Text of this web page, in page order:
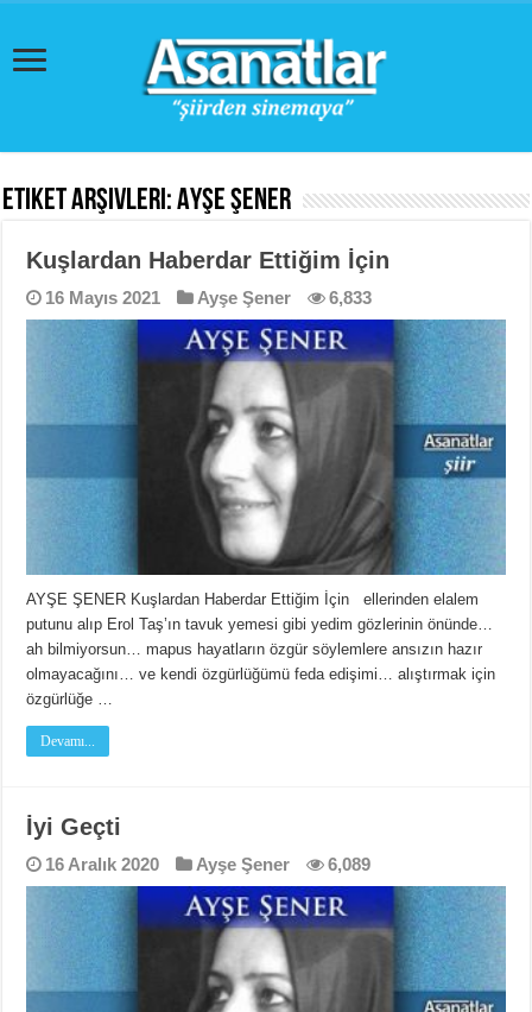
Etiket Arşivleri:Ayşe Şener
Kuşlardan Haberdar Ettiğim İçin
16 Mayıs 2021 Ayşe Şener 6,833
AYŞE ŞENER Kuşlardan Haberdar Ettiğim İçin ellerinden elalem
putunu alıp Erol Taş’ın tavuk yemesi gibi yedim gözlerinin önünde…
ah bilmiyorsun… mapus hayatların özgür söylemlere ansızın hazır
olmayacağını… ve kendi özgürlüğümü feda edişimi… alıştırmak için
özgürlüğe …
Devamı...
İyi Geçti
16 Aralık 2020 Ayşe Şener 6,089